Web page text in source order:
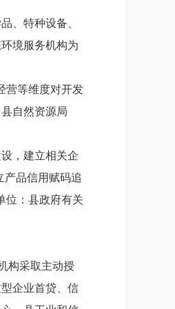
、特种设备、
境服务机构为
营等维度对开发
自然资源局
，建立相关企
产品信用赋码追
位：县政府有关
构采取主动授
企业首贷、信